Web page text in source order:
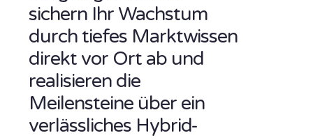
sichern Ihr Wachstum
durch tiefes Marktwissen
direkt vor Ort ab und
realisieren die
Meilensteine über ein
verlässliches Hybrid-